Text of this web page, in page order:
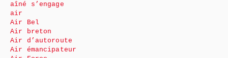
aîné s’engage
air
Air Bel
Air breton
Air d’autoroute
Air émancipateur